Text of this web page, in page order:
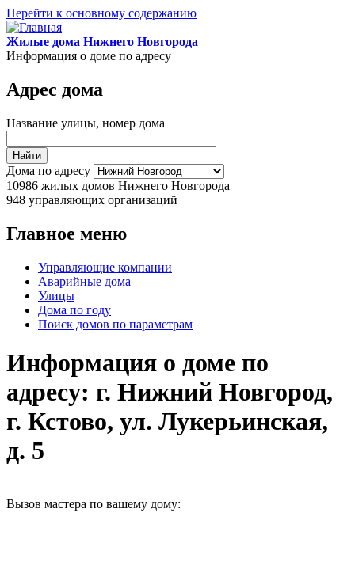
Перейти к основному содержанию
Жилые дома Нижнего Новгорода
Информация о доме по адресу
Адрес дома
Название улицы, номер дома
Дома по адресу
10986 жилых домов Нижнего Новгорода
948 управляющих организаций
Главное меню
Управляющие компании
Аварийные дома
Улицы
Дома по году
Поиск домов по параметрам
Информация о доме по
адресу: г. Нижний Новгород,
г. Кстово, ул. Лукерьинская,
д. 5
Вызов мастера по вашему дому: